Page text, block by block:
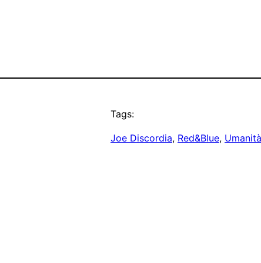
Tags:
Joe Discordia, Red&Blue, Umanità